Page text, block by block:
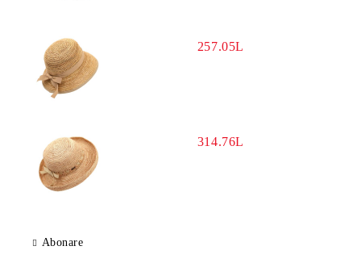
257.05L
314.76L
Abonare